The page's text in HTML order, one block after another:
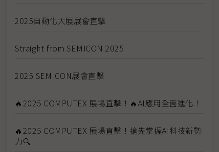
2025自動化大展展會直擊
Straight from SEMICON 2025
2025 SEMICON展會直擊
🔥2025 COMPUTEX 展場直擊！🔥AI應用全面進化！
🔥2025 COMPUTEX 展場直擊！搶先掌握AI科技新勢
力🔍